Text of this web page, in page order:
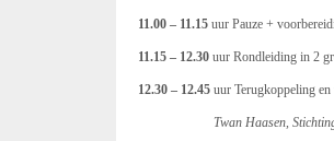
11.00 – 11.15 uur Pauze +
11.15 – 12.30 uur Rondleiding in 2
12.30 – 12.45 uur Terugkoppeling
Twan Haasen, Stichting